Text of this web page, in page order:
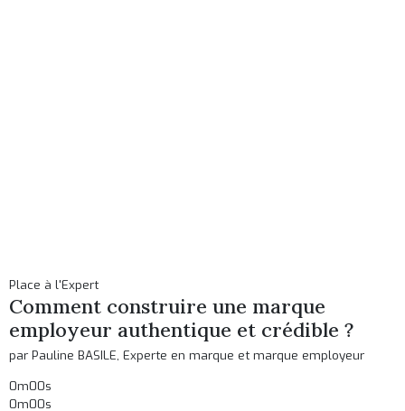
Place à l'Expert
Comment construire une marque
employeur authentique et crédible ?
par Pauline BASILE, Experte en marque et marque employeur
0m00s
0m00s